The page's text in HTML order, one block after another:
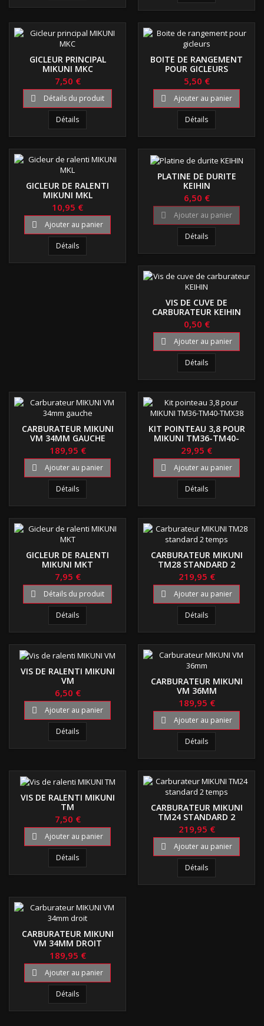
GICLEUR PRINCIPAL
MIKUNI MKC
7,50 €
 Détails du produit
Détails
BOITE DE RANGEMENT
POUR GICLEURS
5,50 €
 Ajouter au panier
Détails
GICLEUR DE RALENTI
MIKUNI MKL
10,95 €
 Ajouter au panier
Détails
PLATINE DE DURITE
KEIHIN
6,50 €
 Ajouter au panier
Détails
VIS DE CUVE DE
CARBURATEUR KEIHIN
0,50 €
 Ajouter au panier
Détails
CARBURATEUR MIKUNI
VM 34MM GAUCHE
189,95 €
 Ajouter au panier
Détails
KIT POINTEAU 3,8 POUR
MIKUNI TM36-TM40-
TMX38
29,95 €
 Ajouter au panier
Détails
GICLEUR DE RALENTI
MIKUNI MKT
7,95 €
 Détails du produit
Détails
CARBURATEUR MIKUNI
TM28 STANDARD 2
TEMPS
219,95 €
 Ajouter au panier
Détails
VIS DE RALENTI MIKUNI
VM
6,50 €
 Ajouter au panier
Détails
CARBURATEUR MIKUNI
VM 36MM
189,95 €
 Ajouter au panier
Détails
VIS DE RALENTI MIKUNI
TM
7,50 €
 Ajouter au panier
Détails
CARBURATEUR MIKUNI
TM24 STANDARD 2
TEMPS
219,95 €
 Ajouter au panier
Détails
CARBURATEUR MIKUNI
VM 34MM DROIT
189,95 €
 Ajouter au panier
Détails